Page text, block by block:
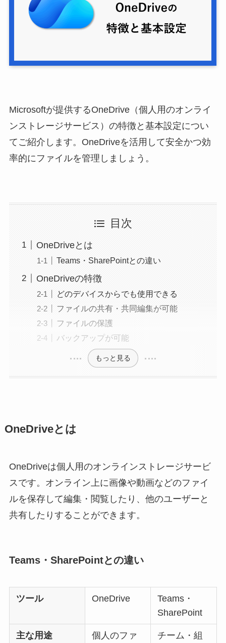
Microsoftが提供するOneDrive（個人用のオンライ
ンストレージサービス）の特徴と基本設定につい
てご紹介します。OneDriveを活用して安全かつ効
率的にファイルを管理しましょう。
目次
OneDriveとは
Teams・SharePointとの違い
OneDriveの特徴
どのデバイスからでも使用できる
ファイルの共有・共同編集が可能
ファイルの保護
バックアップが可能
もっと見る
OneDriveとは
OneDriveは個人用のオンラインストレージサービ
スです。オンライン上に画像や動画などのファイ
ルを保存して編集・閲覧したり、他のユーザーと
共有したりすることができます。
Teams・SharePointとの違い
ツール OneDrive
Teams・
SharePoint
主な用途
個人のファ
チーム・組